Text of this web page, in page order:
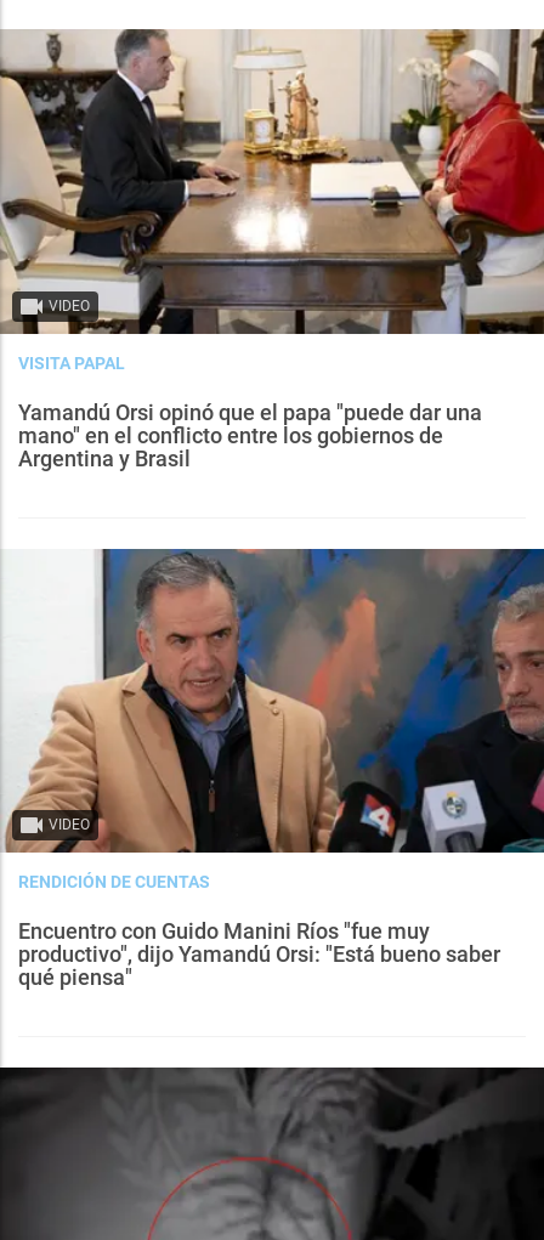
VIDEO
VISITA PAPAL
Yamandú Orsi opinó que el papa "puede dar una
mano" en el conflicto entre los gobiernos de
Argentina y Brasil
VIDEO
RENDICIÓN DE CUENTAS
Encuentro con Guido Manini Ríos "fue muy
productivo", dijo Yamandú Orsi: "Está bueno saber
qué piensa"